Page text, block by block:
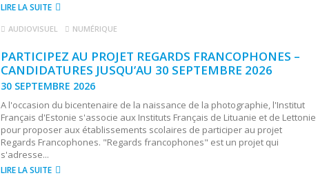
LIRE LA SUITE
AUDIOVISUEL NUMÉRIQUE
PARTICIPEZ AU PROJET REGARDS FRANCOPHONES –
CANDIDATURES JUSQU’AU 30 SEPTEMBRE 2026
30 SEPTEMBRE 2026
A l'occasion du bicentenaire de la naissance de la photographie, l'Institut
Français d'Estonie s'associe aux Instituts Français de Lituanie et de Lettonie
pour proposer aux établissements scolaires de participer au projet
Regards Francophones. "Regards francophones" est un projet qui
s'adresse...
LIRE LA SUITE